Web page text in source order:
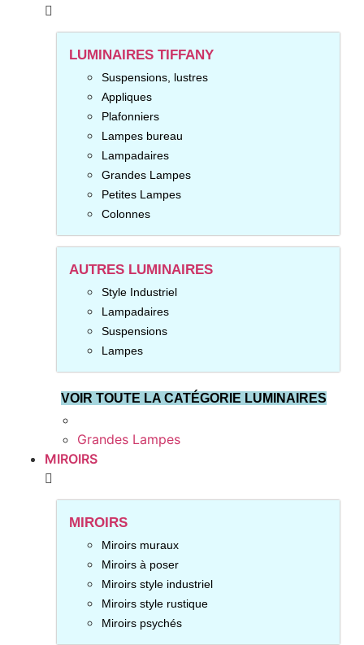
LUMINAIRES TIFFANY
Suspensions, lustres
Appliques
Plafonniers
Lampes bureau
Lampadaires
Grandes Lampes
Petites Lampes
Colonnes
AUTRES LUMINAIRES
Style Industriel
Lampadaires
Suspensions
Lampes
VOIR TOUTE LA CATÉGORIE LUMINAIRES
Grandes Lampes
MIROIRS
MIROIRS
Miroirs muraux
Miroirs à poser
Miroirs style industriel
Miroirs style rustique
Miroirs psychés